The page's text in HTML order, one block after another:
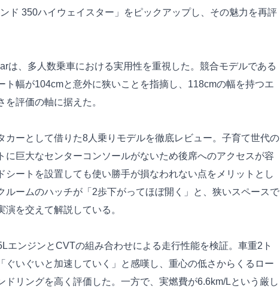
ド 350ハイウェイスター」をピックアップし、その魅力を再評
は、多人数乗車における実用性を重視した。競合モデルである
ト幅が104cmと意外に狭いことを指摘し、118cmの幅を持つエ
評価の軸に据えた。
カーとして借りた8人乗りモデルを徹底レビュー。子育て世代の
に巨大なセンターコンソールがないため後席へのアクセスが容
シートを設置しても使い勝手が損なわれない点をメリットとし
ルームのハッチが「2歩下がってほぼ開く」と、狭いスペースで
演を交えて解説している。
エンジンとCVTの組み合わせによる走行性能を検証。車重2ト
ぐいぐいと加速していく」と感嘆し、重心の低さからくるロー
ドリングを高く評価した。一方で、実燃費が6.6km/Lという厳し